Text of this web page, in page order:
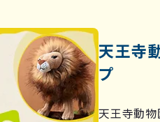
天王寺
プ
天王寺動物